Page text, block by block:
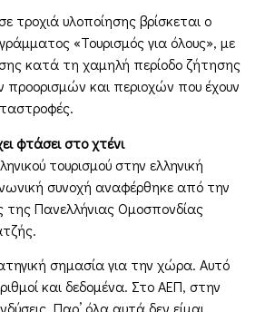
υλοποίησης βρίσκεται ο
«Τουρισμός για όλους», με
κατά τη χαμηλή περίοδο ζήτησης
και περιοχών που έχουν
φτάσει στο χτένι
τουρισμού στην ελληνική
συνοχή αναφέρθηκε από την
της Πανελλήνιας Ομοσπονδίας
σημασία για την χώρα. Αυτό
και δεδομένα. Στο ΑΕΠ, στην
Παρ’ όλα αυτά δεν είμαι